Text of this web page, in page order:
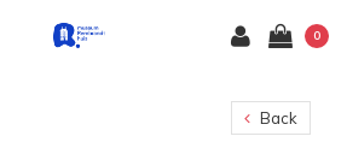
0
Back